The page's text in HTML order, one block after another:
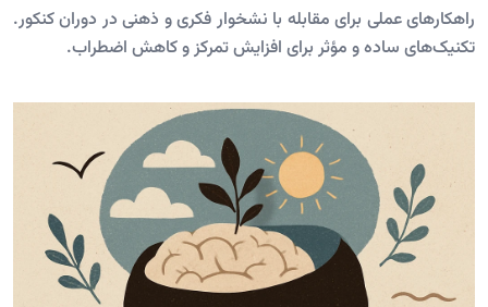
راهکارهای عملی برای مقابله با نشخوار فکری و ذهنی در دوران کنکور.
تکنیک‌های ساده و مؤثر برای افزایش تمرکز و کاهش اضطراب.